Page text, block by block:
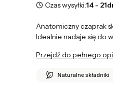
Czas wysyłki:14 -
Anatomiczny czaprak
Idealnie nadaje się do
Przejdź do pełnego
Naturalne składniki